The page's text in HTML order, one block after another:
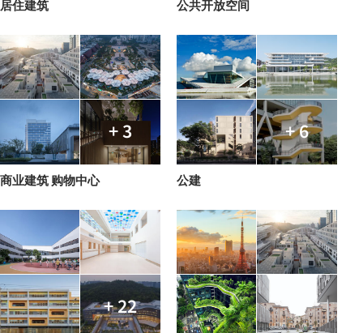
居住建筑 公共开放空间
+ 3
商业建筑 购物中心
+ 6
公建
+ 22